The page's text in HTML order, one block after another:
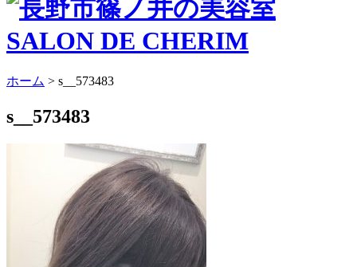
ホーム > s__573483
s__573483